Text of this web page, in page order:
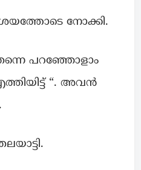
നോക്കി.
പറഞ്ഞോളാം
“. അവൻ